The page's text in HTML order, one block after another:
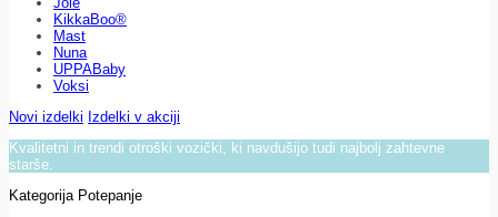
KikkaBoo®
Mast
Nuna
UPPABaby
Voksi
Novi izdelki Izdelki v akciji
Kvalitetni in trendi otroški vozički, ki navdušijo tudi najbolj zahtevne
starše.
Kategorija Potepanje